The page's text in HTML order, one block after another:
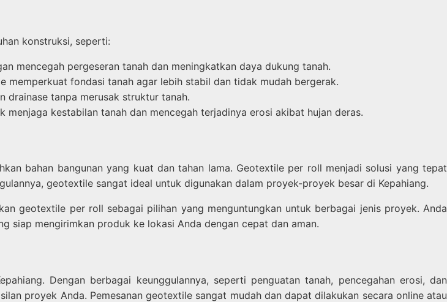
konstruksi, seperti:
mencegah pergeseran tanah dan meningkatkan daya dukung tanah.
memperkuat fondasi tanah agar lebih stabil dan tidak mudah bergerak.
drainase tanpa merusak struktur tanah.
kestabilan tanah dan mencegah terjadinya erosi akibat hujan deras.
bahan bangunan yang kuat dan tahan lama. Geotextile per roll menjadi solusi yang tepat
geotextile sangat ideal untuk digunakan dalam proyek-proyek besar di Kepahiang.
geotextile per roll sebagai pilihan yang menguntungkan untuk berbagai jenis proyek. Anda
siap mengirimkan produk ke lokasi Anda dengan cepat dan aman.
Dengan berbagai keunggulannya, seperti penguatan tanah, pencegahan erosi, dan
proyek Anda. Pemesanan geotextile sangat mudah dan dapat dilakukan secara online atau